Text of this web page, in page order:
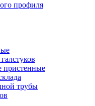
профиля
пристенные
трубы